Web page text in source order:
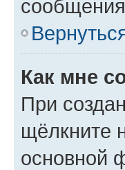
Как мне
При
щёлкните
основной